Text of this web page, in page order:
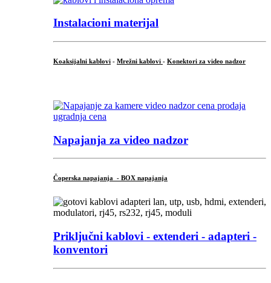
Instalacioni materijal
Koaksijalni kablovi - Mrežni kablovi - Konektori za video nadzor
Napajanja za video nadzor
Čoperska napajanja - BOX napajanja
Priključni kablovi - extenderi - adapteri -
konventori